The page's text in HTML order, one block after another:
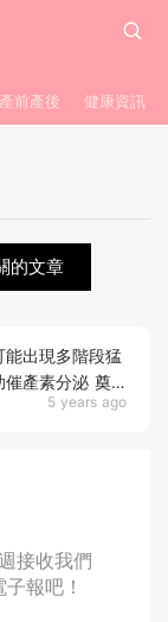
產前產後 健康資訊
的文章
5 years ago
能出現多階段猛
產素分泌 奠
接收我們
報吧！